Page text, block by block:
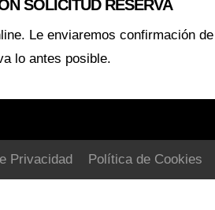
SOLICITUD RESERVA
Le enviaremos confirmación
lo antes posible.
Privacidad Política de Cookies